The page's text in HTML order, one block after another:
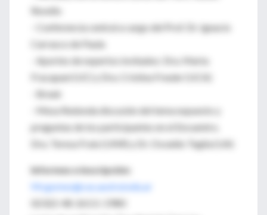
Revello
- Conferencia central a cargo del Prof. Dr. Ignacio
Carrasco de Paula
- Aportes de expertos invitados: Dra. Marta
Fracapani (UC) y Dra. Cristina Freuler (UCA)
- Break
- Mesa Redonda discusión del tema expuesto y
preguntas de los participantes en el Encuentro.
Dra. Teresa Fraix (UNR) y Dr. Osvaldo Teglia (UA)
Informes e inscripción:
Mcgomez@cas.austral.edu.ar
02322-48-2613 / 2980